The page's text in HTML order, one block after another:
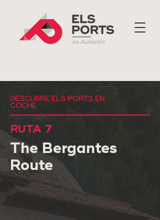
DESCUBRE ELS PORTS EN
COCHE
RUTA 7
The Bergantes
Route